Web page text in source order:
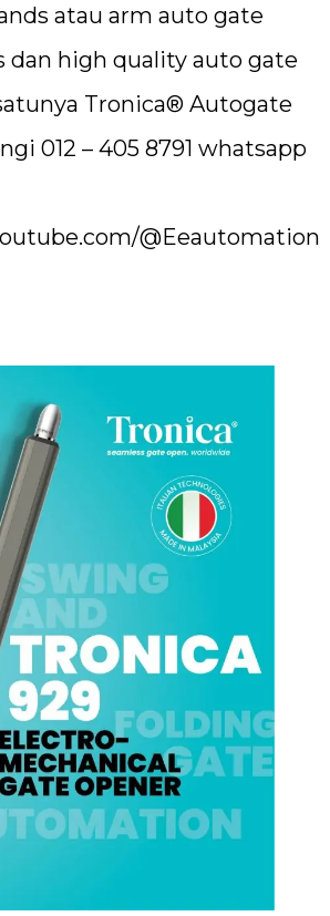
atau arm auto gate
dan high quality auto gate
Tronica® Autogate
012 – 405 8791 whatsapp
@Eeautomation